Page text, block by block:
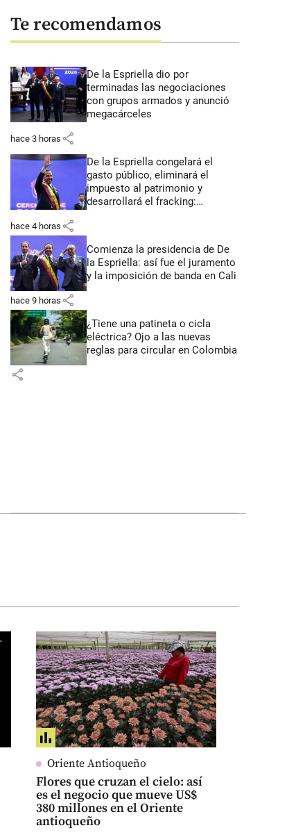
Te recomendamos
De la Espriella dio por
terminadas las negociaciones
con grupos armados y anunció
megacárceles
hace 3 horas share
De la Espriella congelará el
gasto público, eliminará el
impuesto al patrimonio y
desarrollará el fracking:
hace 4 horas share
Comienza la presidencia de De
la Espriella: así fue el juramento
y la imposición de banda en Cali
hace 9 horas share
¿Tiene una patineta o cicla
eléctrica? Ojo a las nuevas
reglas para circular en Colombia
share
Oriente Antioqueño
Flores que cruzan el cielo: así
es el negocio que mueve US$
380 millones en el Oriente
antioqueño